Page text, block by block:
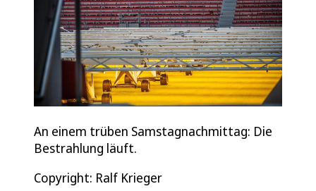
An einem trüben Samstagnachmittag: Die
Bestrahlung läuft.
Copyright: Ralf Krieger